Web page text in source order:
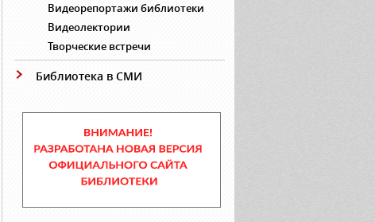
Видеорепортажи библиотеки
Видеолектории
Творческие встречи
Библиотека в СМИ